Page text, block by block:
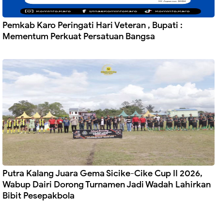
Pemkab Karo Peringati Hari Veteran , Bupati :
Mementum Perkuat Persatuan Bangsa
Putra Kalang Juara Gema Sicike-Cike Cup II 2026,
Wabup Dairi Dorong Turnamen Jadi Wadah Lahirkan
Bibit Pesepakbola